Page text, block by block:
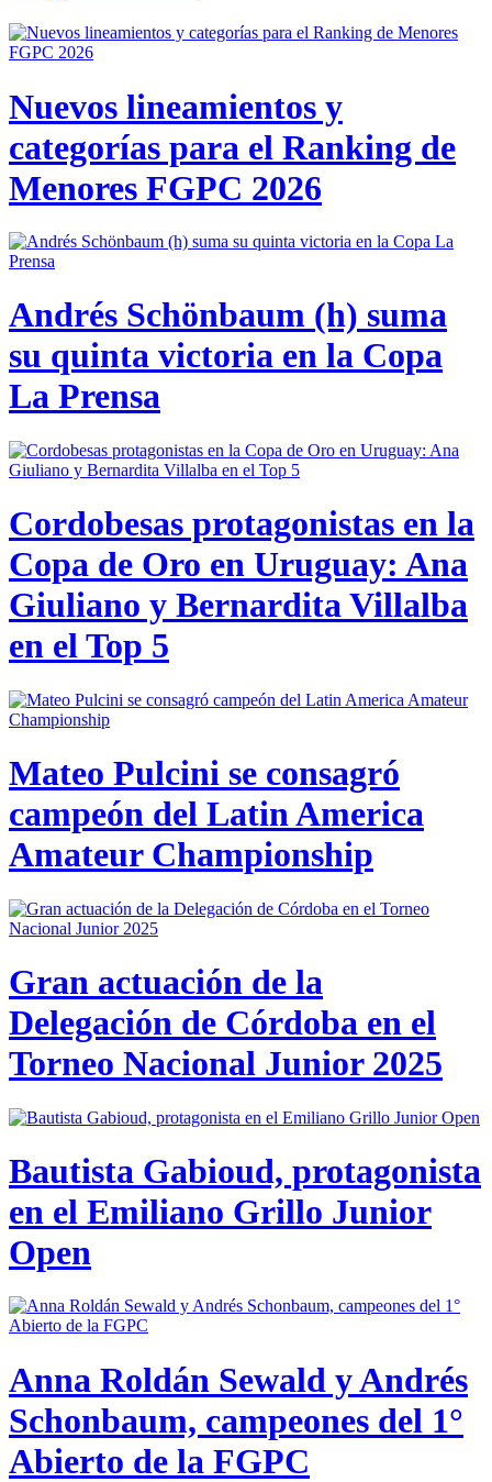
Nuevos lineamientos y
categorías para el Ranking de
Menores FGPC 2026
Andrés Schönbaum (h) suma
su quinta victoria en la Copa
La Prensa
Cordobesas protagonistas en la
Copa de Oro en Uruguay: Ana
Giuliano y Bernardita Villalba
en el Top 5
Mateo Pulcini se consagró
campeón del Latin America
Amateur Championship
Gran actuación de la
Delegación de Córdoba en el
Torneo Nacional Junior 2025
Bautista Gabioud, protagonista
en el Emiliano Grillo Junior
Open
Anna Roldán Sewald y Andrés
Schonbaum, campeones del 1°
Abierto de la FGPC